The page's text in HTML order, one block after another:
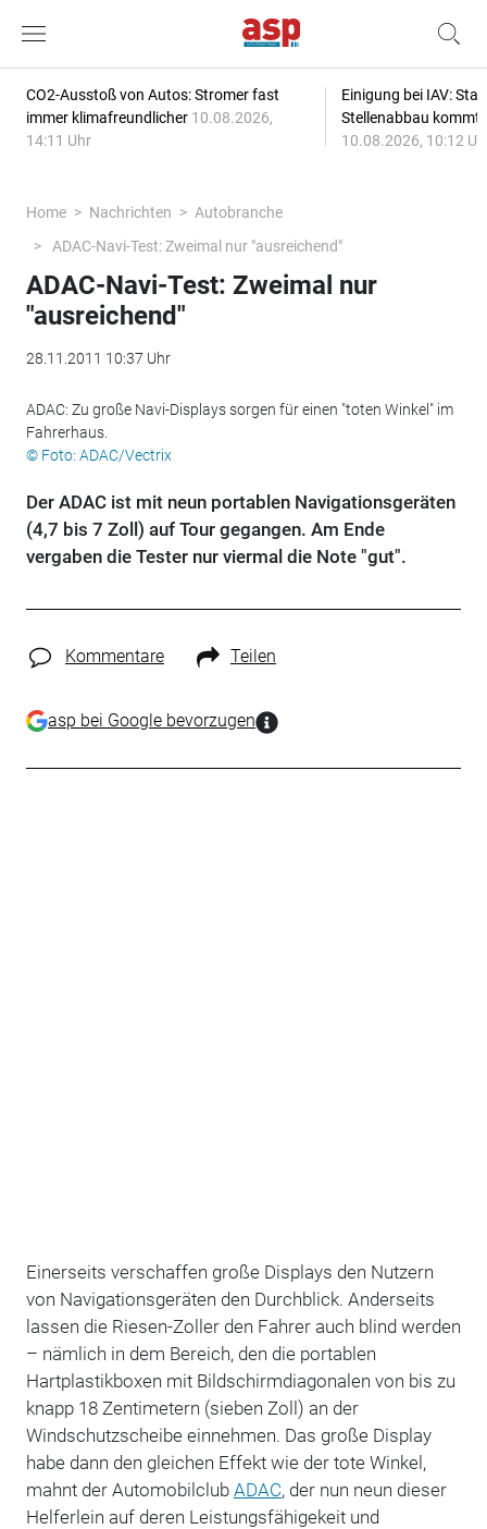
CO2-Ausstoß von Autos: Stromer fast
immer klimafreundlicher 10.08.2026,
14:11 Uhr
Einigung bei IAV:
Stellenabbau kommt
10.08.2026, 10:12
Home Nachrichten
Autobranche
ADAC-Navi-Test: Zweimal nur "ausreichend"
ADAC-Navi-Test: Zweimal nur
"ausreichend"
28.11.2011 10:37 Uhr
ADAC: Zu große Navi-Displays sorgen für einen "toten Winkel" im
Fahrerhaus.
© Foto: ADAC/Vectrix
Der ADAC ist mit neun portablen Navigationsgeräten
(4,7 bis 7 Zoll) auf Tour gegangen. Am Ende
vergaben die Tester nur viermal die Note "gut".
Kommentare Teilen
asp bei Google bevorzugen
Einerseits verschaffen große Displays den Nutzern
von Navigationsgeräten den Durchblick. Anderseits
lassen die Riesen-Zoller den Fahrer auch blind werden
– nämlich in dem Bereich, den die portablen
Hartplastikboxen mit Bildschirmdiagonalen von bis zu
knapp 18 Zentimetern (sieben Zoll) an der
Windschutzscheibe einnehmen. Das große Display
habe dann den gleichen Effekt wie der tote Winkel,
mahnt der Automobilclub ADAC, der nun neun dieser
Helferlein auf deren Leistungsfähigekeit und